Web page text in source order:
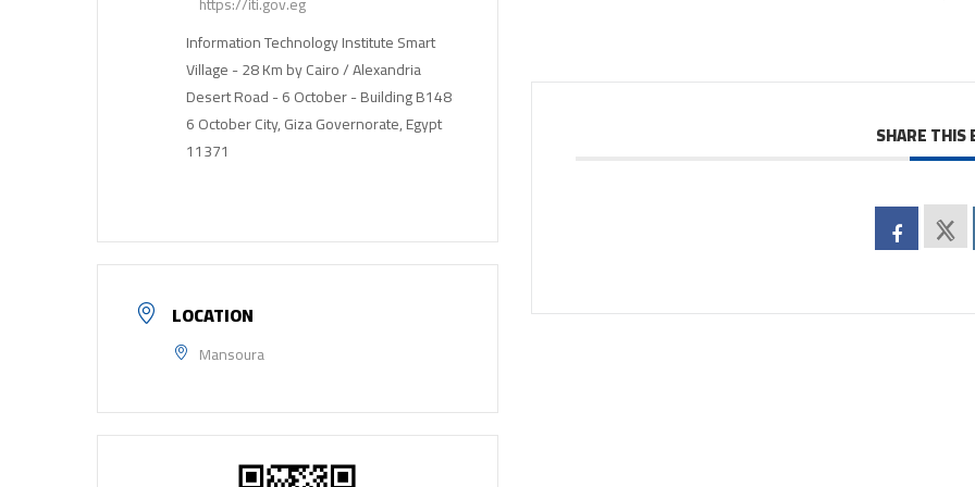
Information Technology Institute Smart
Village - 28 Km by Cairo / Alexandria
Desert Road - 6 October - Building B148
6 October City, Giza Governorate, Egypt
11371
LOCATION
Mansoura
SHARE THIS